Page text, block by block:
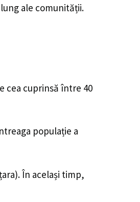
ale comunității.
cea cuprinsă între 40
populație a
În același timp,